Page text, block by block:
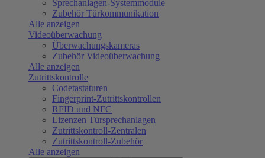
Sprechanlagen-Systemmodule
Zubehör Türkommunikation
Alle anzeigen
Videoüberwachung
Überwachungskameras
Zubehör Videoüberwachung
Alle anzeigen
Zutrittskontrolle
Codetastaturen
Fingerprint-Zutrittskontrollen
RFID und NFC
Lizenzen Türsprechanlagen
Zutrittskontroll-Zentralen
Zutrittskontroll-Zubehör
Alle anzeigen